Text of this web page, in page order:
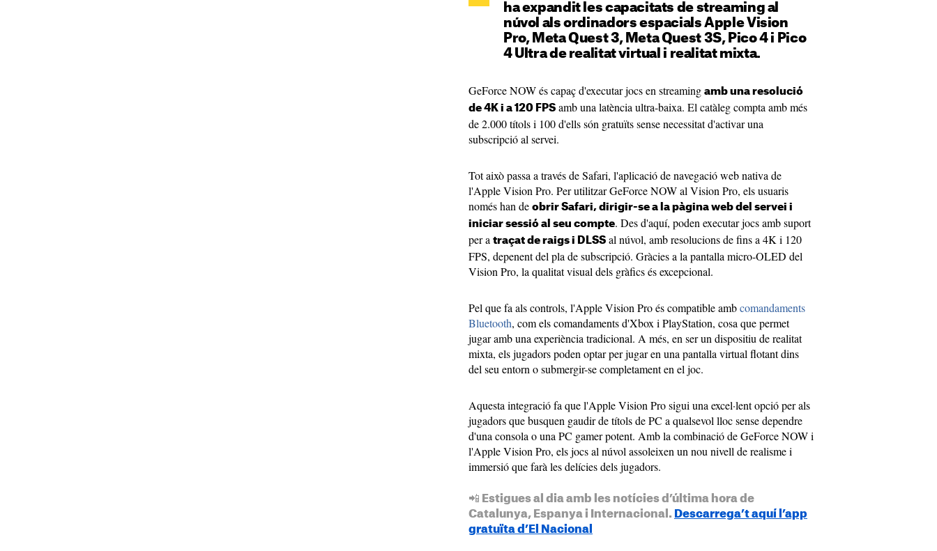
ha expandit les capacitats de streaming al
núvol als ordinadors espacials Apple Vision
Pro, Meta Quest 3, Meta Quest 3S, Pico 4 i Pico
4 Ultra de realitat virtual i realitat mixta.
GeForce NOW és capaç d'executar jocs en streaming amb una resolució
de 4K i a 120 FPS amb una latència ultra-baixa. El catàleg compta amb més
de 2.000 títols i 100 d'ells són gratuïts sense necessitat d'activar una
subscripció al servei.
Tot això passa a través de Safari, l'aplicació de navegació web nativa de
l'Apple Vision Pro. Per utilitzar GeForce NOW al Vision Pro, els usuaris
només han de obrir Safari, dirigir-se a la pàgina web del servei i
iniciar sessió al seu compte. Des d'aquí, poden executar jocs amb suport
per a traçat de raigs i DLSS al núvol, amb resolucions de fins a 4K i 120
FPS, depenent del pla de subscripció. Gràcies a la pantalla micro-OLED del
Vision Pro, la qualitat visual dels gràfics és excepcional.
Pel que fa als controls, l'Apple Vision Pro és compatible ambcomandaments
Bluetooth, com els comandaments d'Xbox i PlayStation, cosa que permet
jugar amb una experiència tradicional. A més, en ser un dispositiu de realitat
mixta, els jugadors poden optar per jugar en una pantalla virtual flotant dins
del seu entorn o submergir-se completament en el joc.
Aquesta integració fa que l'Apple Vision Pro sigui una excel·lent opció per als
jugadors que busquen gaudir de títols de PC a qualsevol lloc sense dependre
d'una consola o una PC gamer potent. Amb la combinació de GeForce NOW i
l'Apple Vision Pro, els jocs al núvol assoleixen un nou nivell de realisme i
immersió que farà les delícies dels jugadors.
📲 Estigues al dia amb les notícies d’última hora de
Catalunya, Espanya i Internacional. Descarrega’t aquí l’app
gratuïta d’El Nacional